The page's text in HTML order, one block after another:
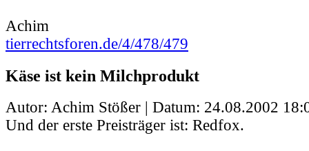
Achim
tierrechtsforen.de/4/478/479
Käse ist kein Milchprodukt
Autor: Achim Stößer | Datum: 24.08.2002
Und der erste Preisträger ist: Redfox.